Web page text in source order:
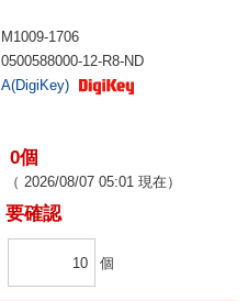
M1009-1706
0500588000-12-R8-ND
A(DigiKey)
0個
（ 2026/08/07 05:01 現在）
要確認
個